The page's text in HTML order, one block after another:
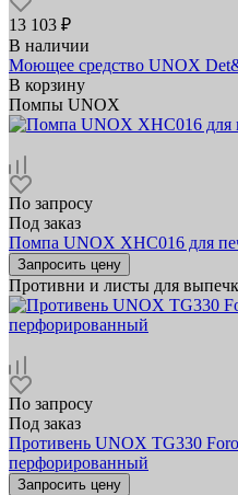
13 103 ₽
В наличии
Моющее средство UNOX
В корзину
Помпы UNOX
По запросу
Под заказ
Помпа UNOX XHC016 для
Запросить цену
Противни и листы для
По запросу
Под заказ
Противень UNOX TG330
перфорированный
Запросить цену